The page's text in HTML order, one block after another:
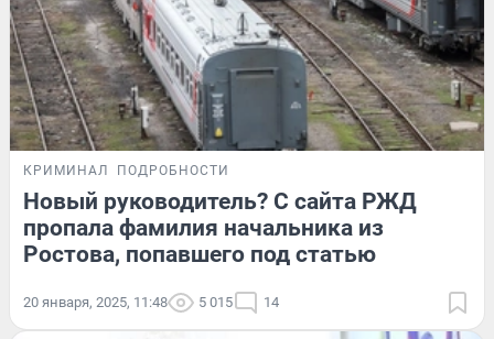
КРИМИНАЛ ПОДРОБНОСТИ
Новый руководитель? С сайта РЖД
пропала фамилия начальника из
Ростова, попавшего под статью
20 января, 2025, 11:48 5 015 14